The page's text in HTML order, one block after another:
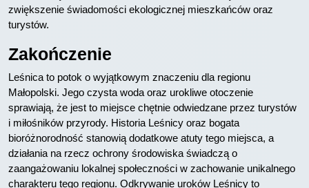
zwiększenie świadomości ekologicznej mieszkańców oraz
turystów.
Zakończenie
Leśnica to potok o wyjątkowym znaczeniu dla regionu
Małopolski. Jego czysta woda oraz urokliwe otoczenie
sprawiają, że jest to miejsce chętnie odwiedzane przez turystów
i miłośników przyrody. Historia Leśnicy oraz bogata
bioróżnorodność stanowią dodatkowe atuty tego miejsca, a
działania na rzecz ochrony środowiska świadczą o
zaangażowaniu lokalnej społeczności w zachowanie unikalnego
charakteru tego regionu. Odkrywanie uroków Leśnicy to